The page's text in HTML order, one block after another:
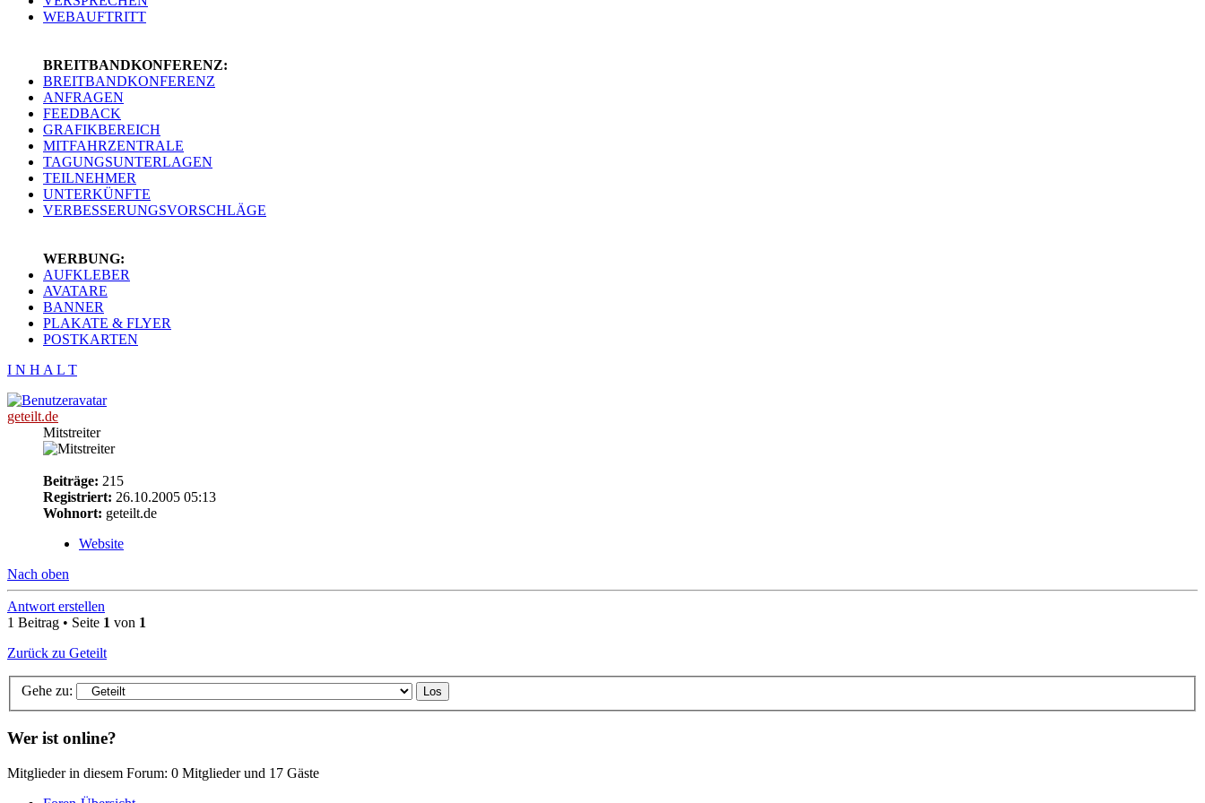
WEBAUFTRITT
BREITBANDKONFERENZ:
BREITBANDKONFERENZ
ANFRAGEN
FEEDBACK
GRAFIKBEREICH
MITFAHRZENTRALE
TAGUNGSUNTERLAGEN
TEILNEHMER
UNTERKÜNFTE
VERBESSERUNGSVORSCHLÄGE
WERBUNG:
AUFKLEBER
AVATARE
BANNER
PLAKATE & FLYER
POSTKARTEN
I N H A L T
geteilt.de
Mitstreiter
Beiträge: 215
Registriert: 26.10.2005 05:13
Wohnort: geteilt.de
Website
Nach oben
Antwort erstellen
1 Beitrag • Seite 1 von 1
Zurück zu Geteilt
Gehe zu:
Wer ist online?
Mitglieder in diesem Forum: 0 Mitglieder und 17 Gäste